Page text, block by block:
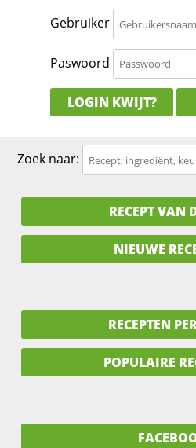
Gebruiker
Paswoord
LOGIN KWIJT?
Zoek naar:
RECEPT VAN
NIEUWE
RECEPTEN
POPULAIRE